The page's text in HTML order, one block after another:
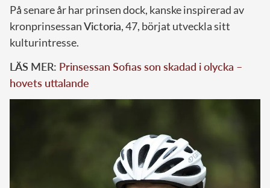
På senare år har prinsen dock, kanske inspirerad av
kronprinsessanVictoria, 47, börjat utveckla sitt
kulturintresse.
LÄS MER: Prinsessan Sofias son skadad i olycka –
hovets uttalande